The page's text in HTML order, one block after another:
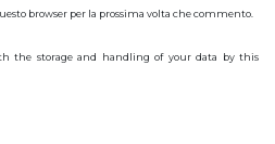
browser per la prossima volta che commento.
the storage and handling of your data by this